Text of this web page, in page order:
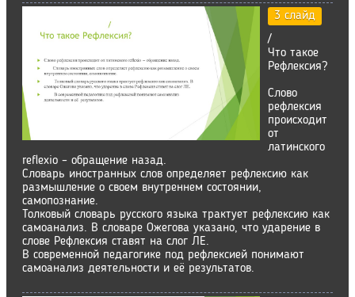
3 слайд
/
Что такое
Рефлексия?
Слово
рефлексия
происходит
от
латинского
reflexio – обращение назад.
Словарь иностранных слов определяет рефлексию как
размышление о своем внутреннем состоянии,
самопознание.
Толковый словарь русского языка трактует рефлексию как
самоанализ. В словаре Ожегова указано, что ударение в
слове Рефлексия ставят на слог ЛЕ.
В современной педагогике под рефлексией понимают
самоанализ деятельности и её результатов.